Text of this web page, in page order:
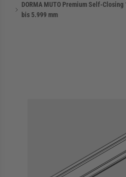
für Kategorie
für Kategorie
DORMA MUTO Premium Self-
bis 5.999 mm